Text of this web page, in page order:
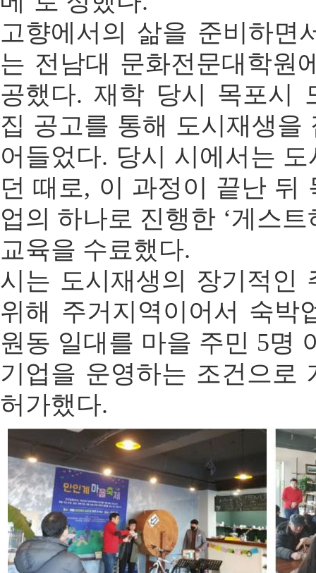
고향에서의 삶을 준비하면
는 전남대 문화전문대학원
공했다. 재학 당시 목포시
집 공고를 통해 도시재생을
어들었다. 당시 시에서는
던 때로, 이 과정이 끝난 뒤
업의 하나로 진행한 ‘게스
교육을 수료했다.
시는 도시재생의 장기적인
위해 주거지역이어서 숙
원동 일대를 마을 주민 5명
기업을 운영하는 조건으로
허가했다.